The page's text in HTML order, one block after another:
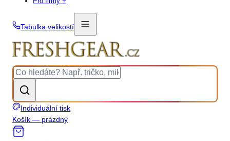
Tabulka velikostí
Individuální tisk
Košík — prázdný